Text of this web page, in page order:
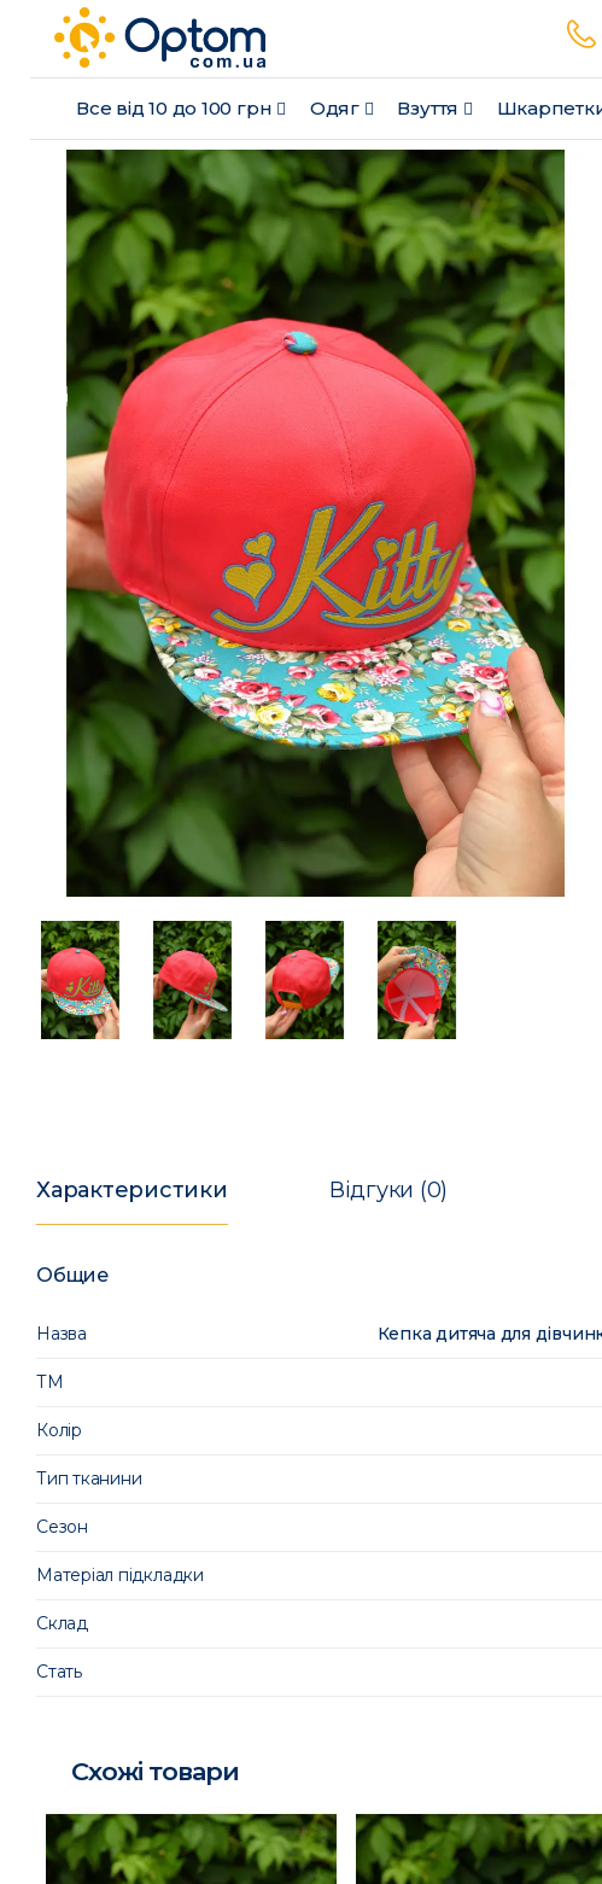
Все від 10 до 100 грн Одяг Взуття
Характеристики Відгуки (0)
Общие
Назва Кепка дитяча для
ТМ
Колір
Тип тканини
Сезон
Матеріал підкладки
Склад
Стать
Схожі товари